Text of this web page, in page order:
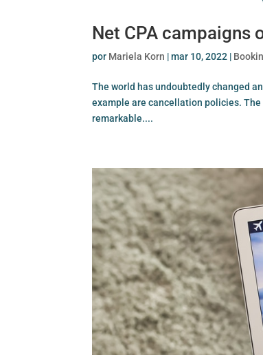
Net CPA campaigns
por Mariela Korn |mar 10, 2022 |
The world has undoubtedly changed
example are cancellation policies.
remarkable....